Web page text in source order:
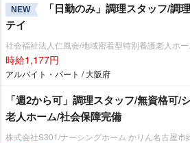
NEW
「日勤のみ」調理スタッフ/調
テイ
社会福祉法人仁風会/地域密着型特別養護老人ホ
時給1,177円
アルバイト・パート / 大阪府
「週2から可」調理スタッフ/無資格可/
老人ホーム/社会保障完備
株式会社S301/ナーシングホーム かりん名古屋市